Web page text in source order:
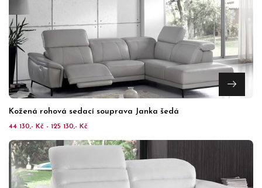
Kožená rohová sedací souprava Janka šedá
44 130,- Kč - 125 130,- Kč